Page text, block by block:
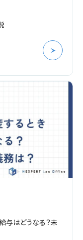
与はどうなる？未